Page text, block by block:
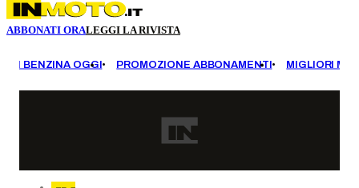
ABBONATI ORALEGGI LA RIVISTA
BENZINA OGGI PROMOZIONE ABBONAMENTI MIGLIORI